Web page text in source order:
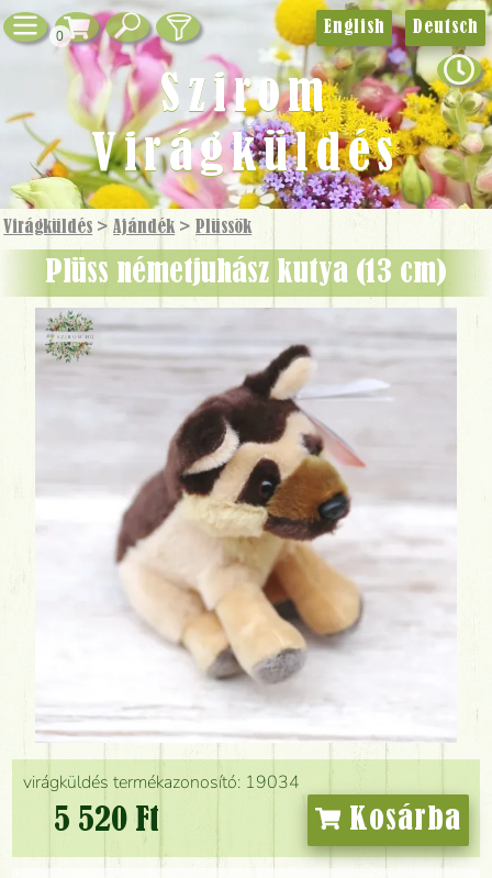
0
Virágküldés >Ajándék > Plüssök
Plüss németjuhász kutya (13 cm)
virágküldés termékazonosító: 19034
5 520 Ft Kosárba
English Deutsch
Szirom
Virágküldés